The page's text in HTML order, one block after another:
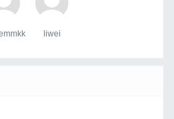
liwei